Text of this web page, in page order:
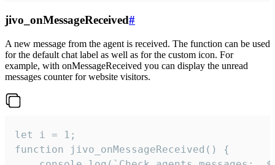
jivo_onMessageReceived#
A new message from the agent is received. The function can be used
for the default chat label as well as for the custom icon. For
example, with onMessageReceived you can display the unread
messages counter for website visitors.
let i = 1;
function jivo_onMessageReceived() {